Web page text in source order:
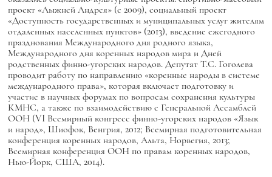
проект «Лыжней Андрея» (с 2009), социальный проект
«Доступность государственных и муниципальных услуг жителям
отдаленных населенных пунктов» (2013), введение ежегодного
празднования Международного дня родного языка,
Международного дня коренных народов мира и Дней
родственных финно-угорских народов. Депутат Т.С. Гоголева
проводит работу по направлению «коренные народы в системе
международного права», которая включает подготовку и
участие в научных форумах по вопросам сохранения культуры
КМНС, а также по взаимодействию с Генеральной Ассамблей
ООН (VI Всемирный конгресс финно-угорских народов «Язык
и народ», Шиофок, Венгрия, 2012; Всемирная подготовительная
конференция коренных народов, Альта, Норвегия, 2013;
Всемирная конференция ООН по правам коренных народов,
Нью-Йорк, США, 2014).